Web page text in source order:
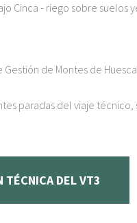
Cinca - riego sobre suelos
de Montes de
paradas del viaje técnico,
TÉCNICA DEL VT3